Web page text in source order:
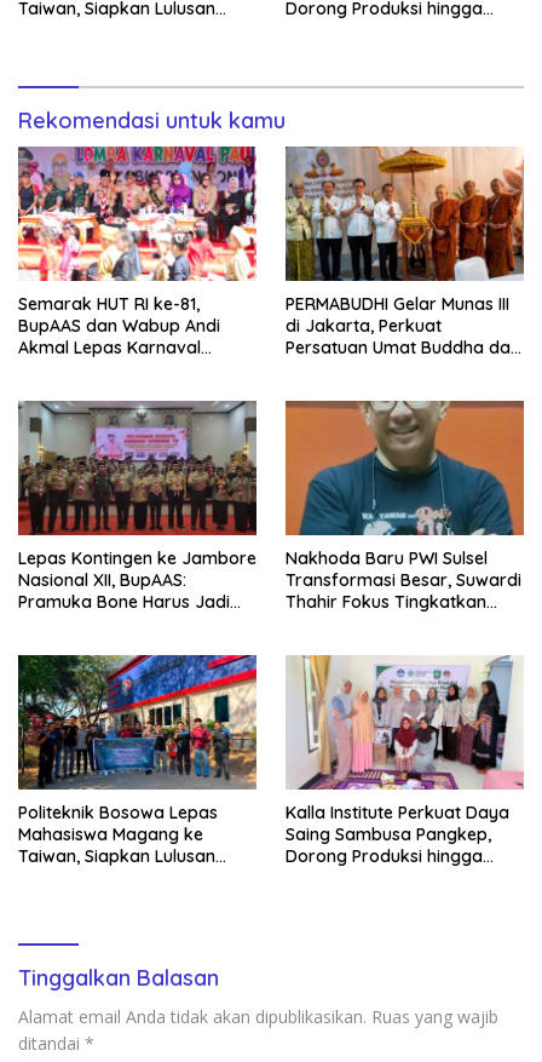
Taiwan, Siapkan Lulusan
Dorong Produksi hingga
Rekomendasi untuk kamu
Semarak HUT RI ke-81,
BupAAS dan Wabup Andi
Akmal Lepas Karnaval
PERMABUDHI Gelar Munas III
di Jakarta, Perkuat
Persatuan Umat Buddha dan
Lepas Kontingen ke Jambore
Nasional XII, BupAAS:
Pramuka Bone Harus Jadi
Nakhoda Baru PWI Sulsel
Transformasi Besar, Suwardi
Thahir Fokus Tingkatkan
Politeknik Bosowa Lepas
Mahasiswa Magang ke
Taiwan, Siapkan Lulusan
Kalla Institute Perkuat Daya
Saing Sambusa Pangkep,
Dorong Produksi hingga
Tinggalkan Balasan
Alamat email Anda tidak akan dipublikasikan. Ruas yang wajib
ditandai *